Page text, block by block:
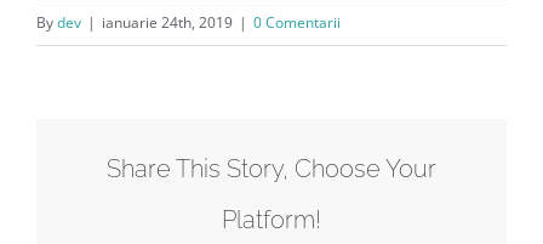
Bydev | ianuarie 24th, 2019 | 0 Comentarii
Share This Story, Choose Your
Platform!